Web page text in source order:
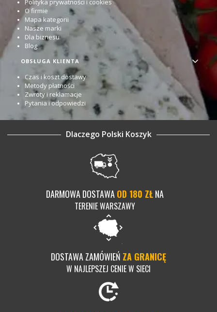
O firmie
Mapa kategorii
Nasze marki
Dla biznesu
Blog
OBSŁUGA KLIENTA
Czas i koszt dostawy
Metody płatności
Zwroty i reklamacje
Pytania i odpowiedzi
Dlaczego Polski Koszyk
DARMOWA DOSTAWAOD 180 ZŁNA
TERENIE WARSZAWY
DOSTAWA ZAMÓWIEŃ ZA GRANICĘ
W NAJLEPSZEJ CENIE W SIECI